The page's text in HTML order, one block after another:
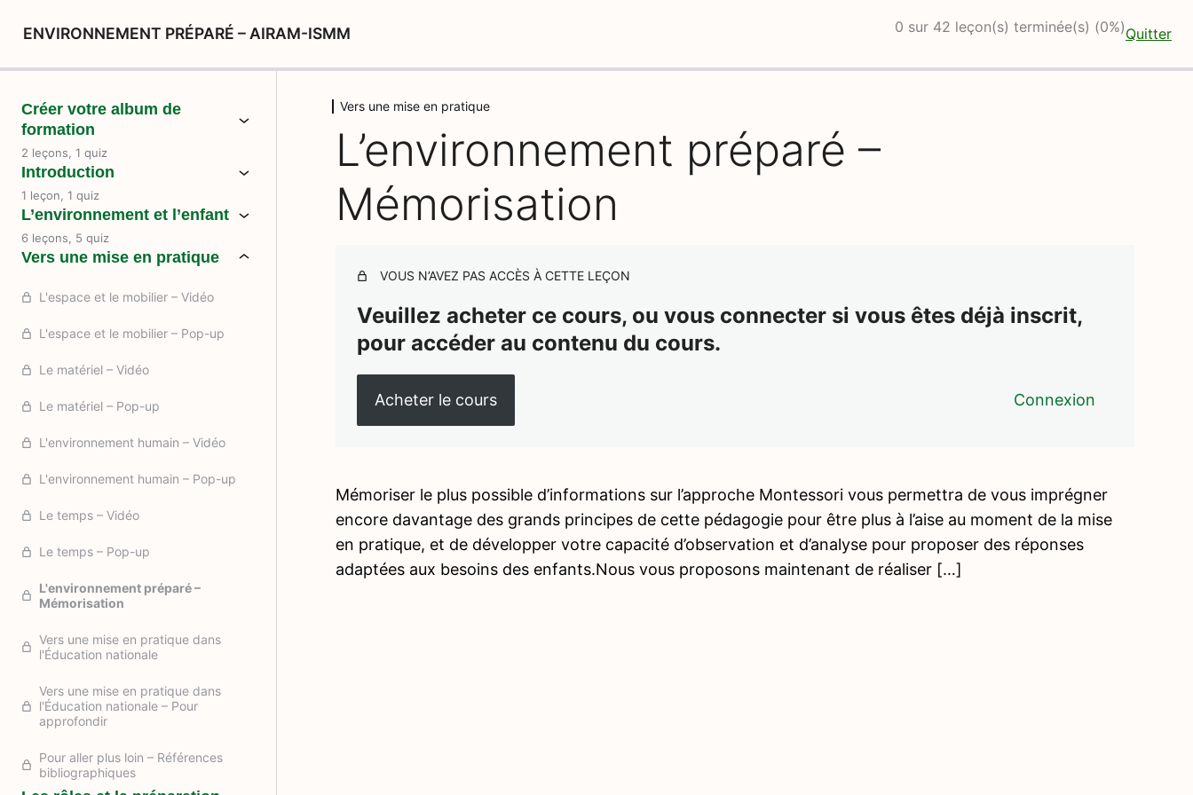
ENVIRONNEMENT PRÉPARÉ – AIRAM-ISMM 0 sur 42 leçon(s) terminée(s) (0%)Quitter
Créer votre album de
formation
2 leçons, 1 quiz
Introduction
1 leçon, 1 quiz
L’environnement et l’enfant
6 leçons, 5 quiz
Vers une mise en pratique
L'espace et le mobilier – Vidéo
L'espace et le mobilier – Pop-up
Le matériel – Vidéo
Le matériel – Pop-up
L'environnement humain – Vidéo
L'environnement humain – Pop-up
Le temps – Vidéo
Le temps – Pop-up
L'environnement préparé –
Mémorisation
Vers une mise en pratique dans
l'Éducation nationale
Vers une mise en pratique dans
l'Éducation nationale – Pour
approfondir
Pour aller plus loin – Références
bibliographiques
Vers une mise en pratique
L’environnement préparé –
Mémorisation
VOUS N’AVEZ PAS ACCÈS À CETTE LEÇON
Veuillez acheter ce cours, ou vous connecter si vous êtes déjà inscrit,
pour accéder au contenu du cours.
Acheter le cours Connexion
Mémoriser le plus possible d’informations sur l’approche Montessori vous permettra de vous imprégner
encore davantage des grands principes de cette pédagogie pour être plus à l’aise au moment de la mise
en pratique, et de développer votre capacité d’observation et d’analyse pour proposer des réponses
adaptées aux besoins des enfants.Nous vous proposons maintenant de réaliser […]